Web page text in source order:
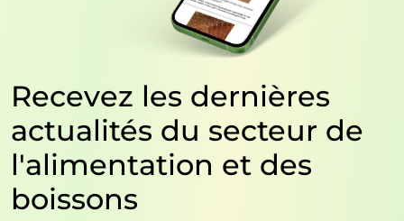
Recevez les dernières
actualités du secteur de
l'alimentation et des
boissons